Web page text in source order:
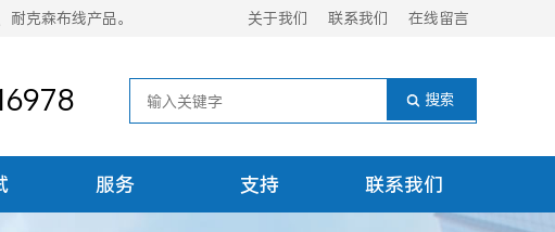
克森布线产品。 关于我们 联系我们 在线留言
服务 支持 联系我们